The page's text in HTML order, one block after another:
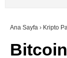
SÖZLÜK
Ana Sayfa › Kripto